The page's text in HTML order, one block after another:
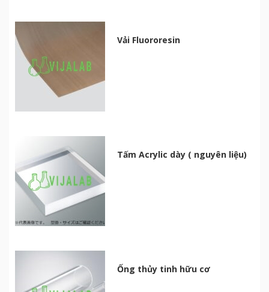
Vải Fluororesin
Tấm Acrylic dày ( nguyên liệu)
Ống thủy tinh hữu cơ